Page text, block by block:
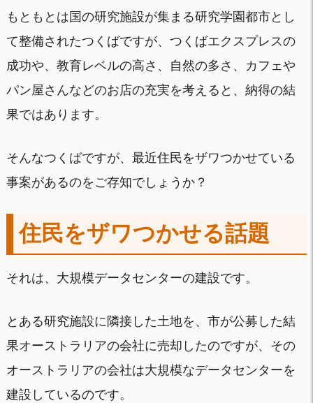
もともとは国の研究施設が集まる研究学園都市とし
て整備されたつくばですが、つくばエクスプレスの
成功や、教育レベルの高さ、自然の多さ、カフェや
パン屋さんなどのお店の充実を考えると、納得の結
果ではあります。
そんなつくばですが、最近住民をザワつかせている
事案があるのをご存知でしょうか？
住民をザワつかせる話題
それは、大規模データセンターの建設です。
とある研究施設に隣接した土地を、市が公募した結
果オーストラリアの会社に売却したのですが、その
オーストラリアの会社は大規模なデータセンターを
建設しているのです。